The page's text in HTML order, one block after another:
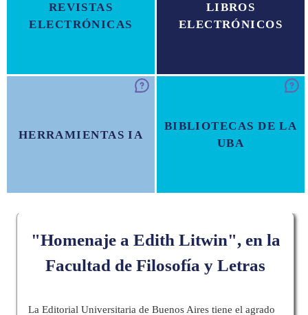
REVISTAS
ELECTRÓNICAS
LIBROS
ELECTRÓNICOS
HERRAMIENTAS IA
BIBLIOTECAS DE LA
UBA
"Homenaje a Edith Litwin", en la
Facultad de Filosofía y Letras
La Editorial Universitaria de Buenos Aires tiene el agrado